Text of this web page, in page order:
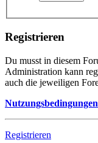
Registrieren
Du musst in diesem
Administration kann
auch die jeweiligen
Nutzungsbedingungen
Registrieren